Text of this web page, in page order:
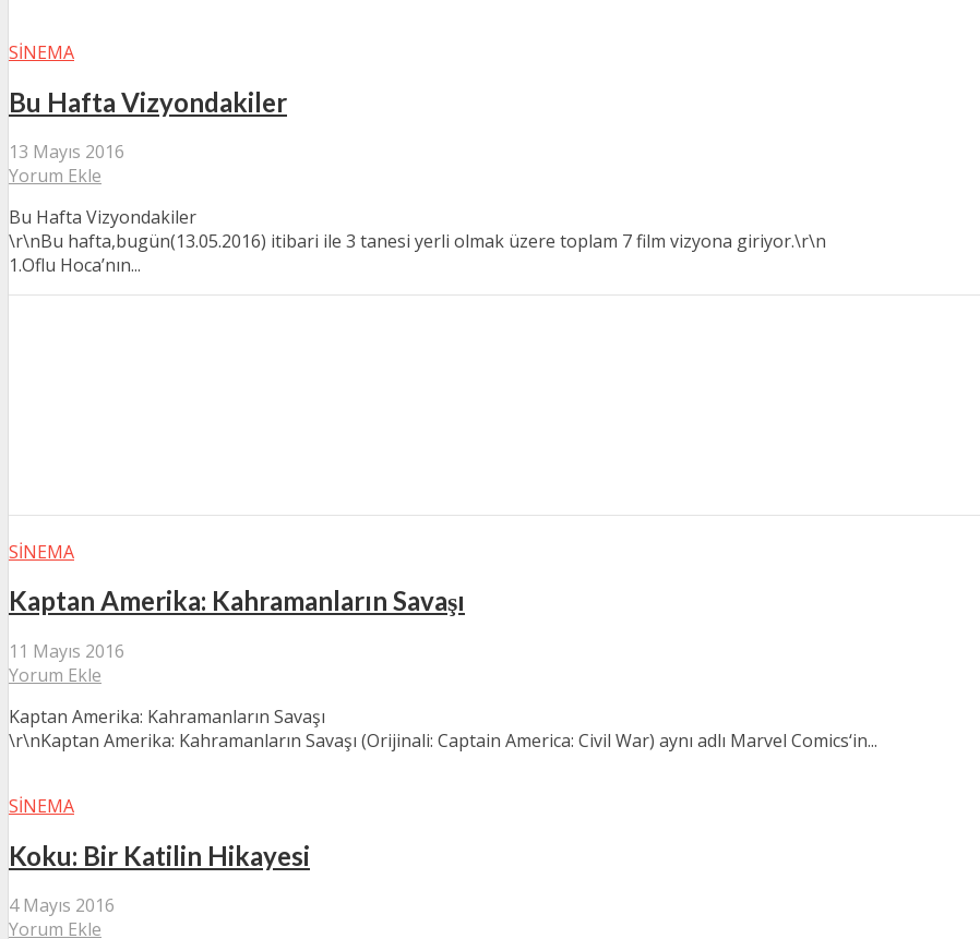
SINEMA
Bu Hafta Vizyondakiler
13 Mayıs 2016
Yorum Ekle
Bu Hafta Vizyondakiler
\r\nBu hafta,bugün(13.05.2016) itibari ile 3 tanesi yerli olmak üzere toplam 7 film vizyona giriyor.\r\n
1.Oflu Hoca’nın...
SINEMA
Kaptan Amerika: Kahramanların Savaşı
11 Mayıs 2016
Yorum Ekle
Kaptan Amerika: Kahramanların Savaşı
\r\nKaptan Amerika: Kahramanların Savaşı (Orijinali: Captain America: Civil War) aynı adlı Marvel Comics‘in...
SINEMA
Koku: Bir Katilin Hikayesi
4 Mayıs 2016
Yorum Ekle